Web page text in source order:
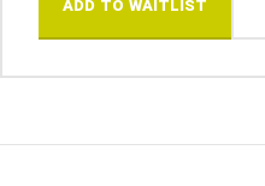
ADD TO WAITLIST